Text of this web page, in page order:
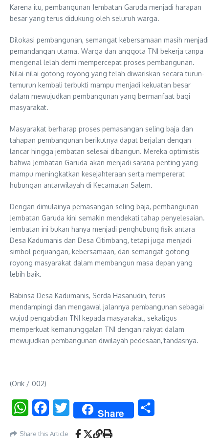
Karena itu, pembangunan Jembatan Garuda menjadi harapan
besar yang terus didukung oleh seluruh warga.
Dilokasi pembangunan, semangat kebersamaan masih menjadi
pemandangan utama. Warga dan anggota TNI bekerja tanpa
mengenal lelah demi mempercepat proses pembangunan.
Nilai-nilai gotong royong yang telah diwariskan secara turun-
temurun kembali terbukti mampu menjadi kekuatan besar
dalam mewujudkan pembangunan yang bermanfaat bagi
masyarakat.
Masyarakat berharap proses pemasangan seling baja dan
tahapan pembangunan berikutnya dapat berjalan dengan
lancar hingga jembatan selesai dibangun. Mereka optimistis
bahwa Jembatan Garuda akan menjadi sarana penting yang
mampu meningkatkan kesejahteraan serta mempererat
hubungan antarwilayah di Kecamatan Salem.
Dengan dimulainya pemasangan seling baja, pembangunan
Jembatan Garuda kini semakin mendekati tahap penyelesaian.
Jembatan ini bukan hanya menjadi penghubung fisik antara
Desa Kadumanis dan Desa Citimbang, tetapi juga menjadi
simbol perjuangan, kebersamaan, dan semangat gotong
royong masyarakat dalam membangun masa depan yang
lebih baik.
Babinsa Desa Kadumanis, Serda Hasanudin, terus
mendampingi dan mengawal jalannya pembangunan sebagai
wujud pengabdian TNI kepada masyarakat, sekaligus
memperkuat kemanunggalan TNI dengan rakyat dalam
mewujudkan pembangunan diwilayah pedesaan,’tandasnya.
(Orik / 002)
WhatsAppFacebookTwitter Share
Share this Article